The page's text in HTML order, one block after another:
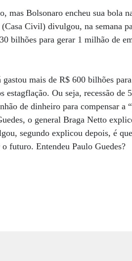
mas Bolsonaro encheu sua bola
Civil) divulgou, na semana
bilhões para gerar 1 milhão de
mais de R$ 600 bilhões
estagflação. Ou seja, recessão de
de dinheiro para compensar a
o general Braga Netto
segundo explicou depois, é
futuro. Entendeu Paulo Guedes?